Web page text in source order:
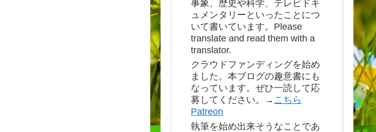
事象、歴史や科学、テレビドキ
ュメンタリーといったことにつ
いて書いています。Please
translate and read them with a
translator.
クラウドファンディングを始め
ました。本ブログの趣意書にも
なっています。ぜひ一読して応
募してください。→ こちら
Patreon
執筆を始め出来そうなことであ